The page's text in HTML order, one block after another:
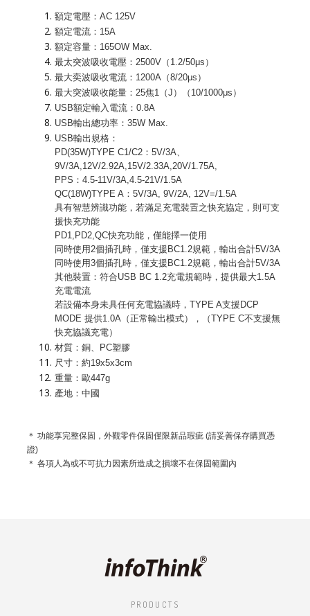
額定電壓：AC 125V
額定電流：15A
額定容量：165OW Max.
最太突波吸收電壓：2500V（1.2/50μs）
最大奕波吸收電流：1200A（8/20μs）
最大突波吸收能量：25焦1（J）（10/1000μs）
USB額定輸入電流：0.8A
USB輸出總功率：35W Max.
USB輸出規格：
PD(35W)TYPE C1/C2：5V/3A、
9V/3A,12V/2.92A,15V/2.33A,20V/1.75A,
PPS：4.5-11V/3A,4.5-21V/1.5A
QC(18W)TYPE A：5V/3A, 9V/2A, 12V=/1.5A
具有智慧辨識功能，若滿足充電裝置之快充協定，則可支
援快充功能
PD1,PD2,QC快充功能，僅能擇一使用
同時使用2個插孔時，僅支援BC1.2規範，輸出合計5V/3A
同時使用3個插孔時，僅支援BC1.2規範，輸出合計5V/3A
其他裝置：符合USB BC 1.2充電規範時，提供最大1.5A
充電電流
若設備本身未具任何充電協議時，TYPE A支援DCP
MODE 提供1.0A（正常輸出模式），（TYPE C不支援無
快充協議充電）
材質：銅、PC塑膠
尺寸：約19x5x3cm
重量：歐447g
產地：中國
＊ 功能享完整保固，外觀零件保固僅限新品瑕疵 (請妥善保存購買憑
證)
＊ 各項人為或不可抗力因素所造成之損壞不在保固範圍內
PRODUCTS